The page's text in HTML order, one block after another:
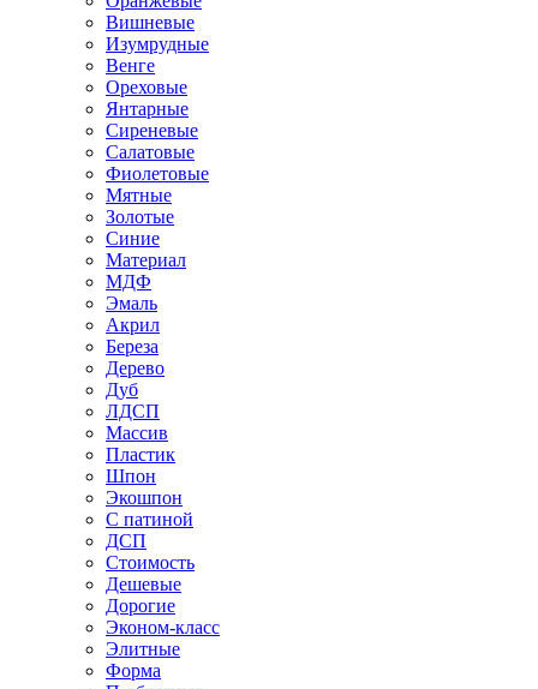
Вишневые
Изумрудные
Венге
Ореховые
Янтарные
Сиреневые
Салатовые
Фиолетовые
Мятные
Золотые
Синие
Материал
МДФ
Эмаль
Акрил
Береза
Дерево
Дуб
ЛДСП
Массив
Пластик
Шпон
Экошпон
С патиной
ДСП
Стоимость
Дешевые
Дорогие
Эконом-класс
Элитные
Форма